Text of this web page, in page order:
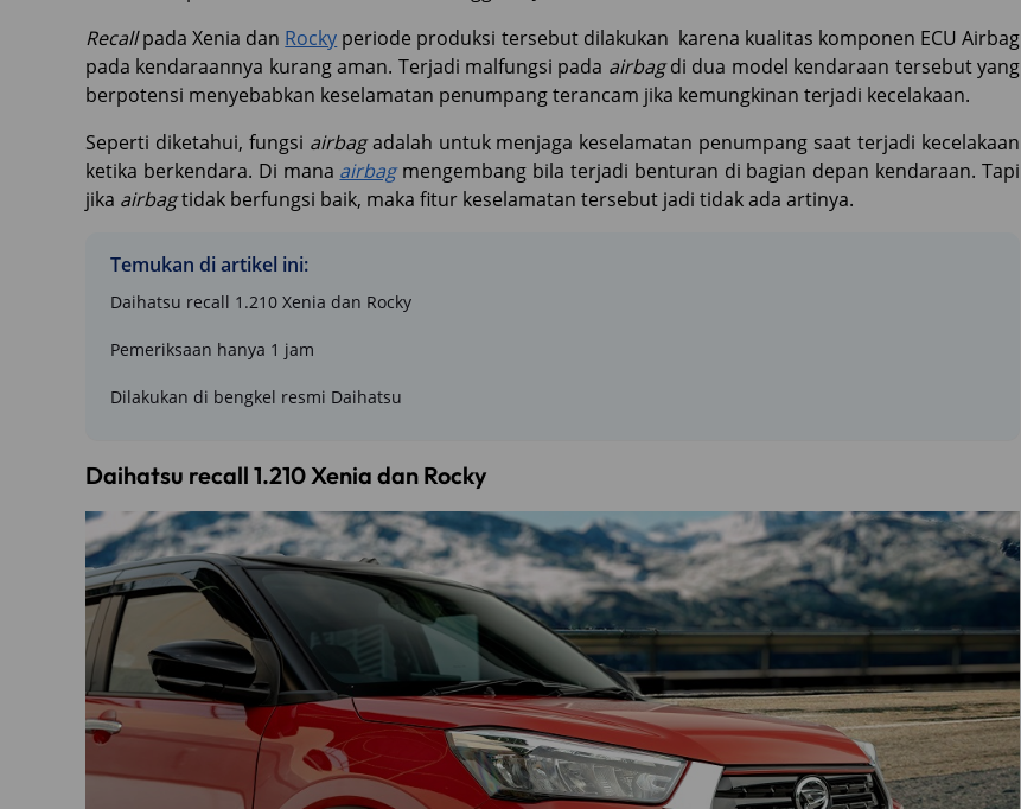
Recallpada Xenia dan Rocky periode produksi tersebut dilakukan karena kualitas komponen ECU Airbag
pada kendaraannya kurang aman. Terjadi malfungsi pada airbagdi dua model kendaraan tersebut yang
berpotensi menyebabkan keselamatan penumpang terancam jika kemungkinan terjadi kecelakaan.
Seperti diketahui, fungsi airbagadalah untuk menjaga keselamatan penumpang saat terjadi kecelakaan
ketika berkendara. Di mana airbagmengembang bila terjadi benturan di bagian depan kendaraan. Tapi
jika airbagtidak berfungsi baik, maka fitur keselamatan tersebut jadi tidak ada artinya.
Temukan di artikel ini:
Daihatsu recall 1.210 Xenia dan Rocky
Pemeriksaan hanya 1 jam
Dilakukan di bengkel resmi Daihatsu
Daihatsu recall 1.210 Xenia dan Rocky